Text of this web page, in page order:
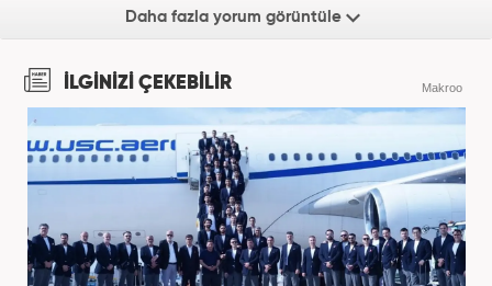
Daha fazla yorum görüntüle
İLGİNİZİ ÇEKEBİLİR Makroo